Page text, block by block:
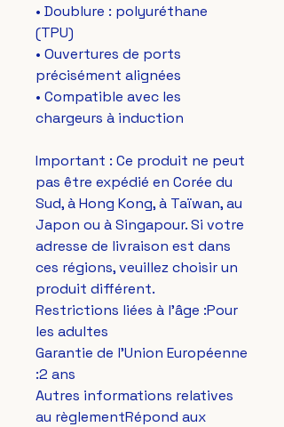
• Doublure : polyuréthane
(TPU)
• Ouvertures de ports
précisément alignées
• Compatible avec les
chargeurs à induction
Important : Ce produit ne peut
pas être expédié en Corée du
Sud, à Hong Kong, à Taïwan, au
Japon ou à Singapour. Si votre
adresse de livraison est dans
ces régions, veuillez choisir un
produit différent.
Restrictions liées à l'âge :Pour
les adultes
Garantie de l'Union Européenne
:2 ans
Autres informations relatives
au règlementRépond aux